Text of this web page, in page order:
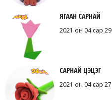
ЯГААН САРНАЙ
2021 он 04 сар 29
САРНАЙ ЦЭЦЭГ
2021 он 04 сар 27